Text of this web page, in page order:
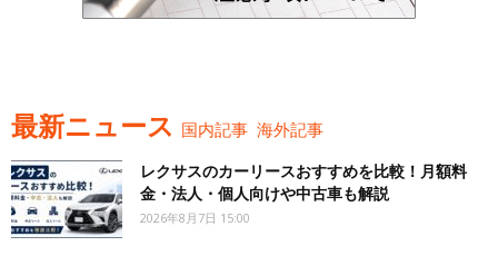
最新ニュース 国内記事 海外記事
レクサスのカーリースおすすめを比較！月額料
金・法人・個人向けや中古車も解説
2026年8月7日 15:00